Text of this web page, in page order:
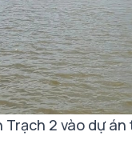
Trạch 2 vào dự